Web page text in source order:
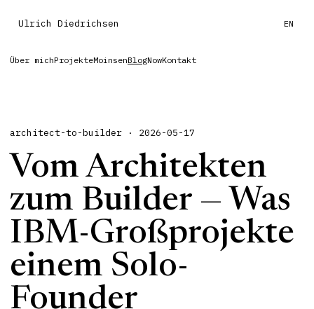
Ulrich Diedrichsen
Über michProjekteMoinsenBlogNowKontakt
EN
architect-to-builder · 2026-05-17
Vom Architekten
zum Builder — Was
IBM-Großprojekte
einem Solo-
Founder